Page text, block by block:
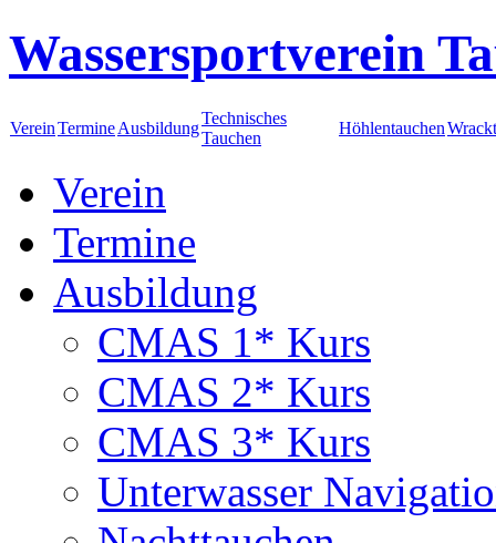
Wassersportverein
VereinTermineAusbildung
Technisches
Tauchen
Höhlentauchen
Verein
Termine
Ausbildung
CMAS 1* Kurs
CMAS 2* Kurs
CMAS 3* Kurs
Unterwasser